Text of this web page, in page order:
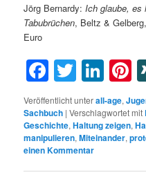
Jörg Bernardy:Ich glaube, es
Tabubrüchen, Beltz &
Euro
Facebook
Twitter
Veröffentlicht unterall-age,
Sachbuch |Verschlagwortet mit
Geschichte,Haltung zeigen,
manipulieren,Miteinander,
einen Kommentar